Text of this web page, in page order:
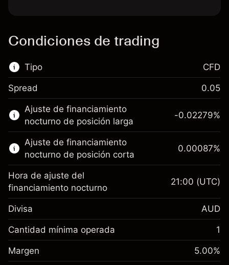
Condiciones de trading
Tipo
Este mercado financiero está disponible para
hacer trading con CFD.
Obtén más información sobre:
CFD
CFD
Spread 0.05
Ajuste de financiamiento
nocturno de posición larga
A$1,000.00
Ajuste de
financiamiento nocturno
Cargos por el valor total de la
posición
%
(-A$4.56)
-0.02279%
Ajuste de financiamiento
nocturno de posición corta
Margen. Tu inversión
A$1,000.00
Ajuste de
0.00087%
Hora de ajuste del
financiamiento nocturno
21:00 (UTC)
Divisa AUD
Cantidad mínima operada 1
Margen 5.00%